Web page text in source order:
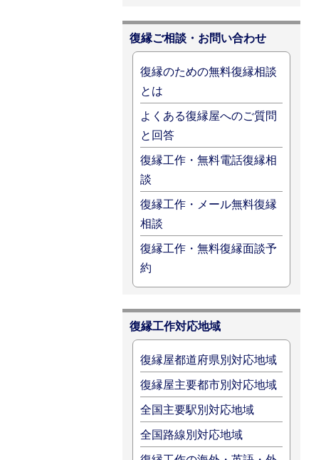
復縁ご相談・お問い合わせ
復縁のための無料復縁相談
とは
よくある復縁屋へのご質問
と回答
復縁工作・無料電話復縁相
談
復縁工作・メール無料復縁
相談
復縁工作・無料復縁面談予
約
復縁工作対応地域
復縁屋都道府県別対応地域
復縁屋主要都市別対応地域
全国主要駅別対応地域
全国路線別対応地域